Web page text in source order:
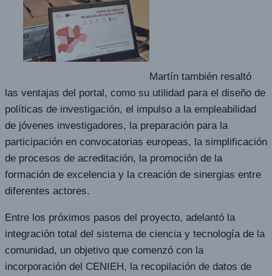
Martín también resaltó
las ventajas del portal, como su utilidad para el diseño de
políticas de investigación, el impulso a la empleabilidad
de jóvenes investigadores, la preparación para la
participación en convocatorias europeas, la simplificación
de procesos de acreditación, la promoción de la
formación de excelencia y la creación de sinergias entre
diferentes actores.
Entre los próximos pasos del proyecto, adelantó la
integración total del sistema de ciencia y tecnología de la
comunidad, un objetivo que comenzó con la
incorporación del CENIEH, la recopilación de datos de